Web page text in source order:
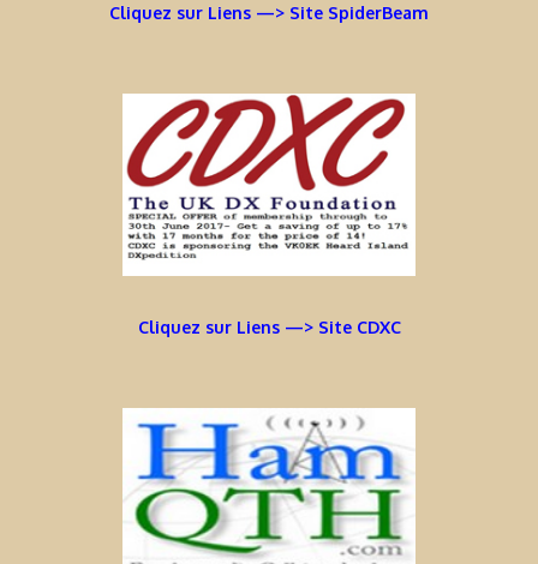
Cliquez sur Liens —> Site SpiderBeam
Cliquez sur Liens —> Site CDXC